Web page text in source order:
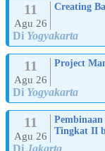
11
Agu 26
Creating
Di Yogyakarta
11
Agu 26
Project
Di Yogyakarta
11
Agu 26
Tingkat II
Di Jakarta